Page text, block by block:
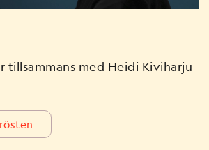
tillsammans med Heidi Kiviharju
rösten